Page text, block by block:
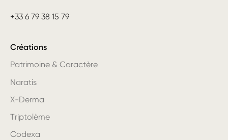
+33 6 79 38 15 79
Créations
Patrimoine & Caractère
Naratis
X-Derma
Triptolème
Codexa